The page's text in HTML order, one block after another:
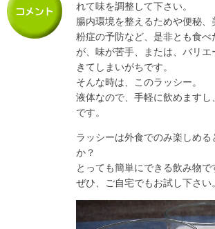
れて味を調整して下さい。
腸内環境を整えるためや便秘
粉症の予防など、是非とも食べ
が、味が苦手、または、バリエ
きてしまいがちです。
そんな時は、このラッシー。
液体なので、手軽に飲めますし
です。
ラッシーは外食でのみ楽しめる
か？
とっても簡単にできる飲み物で
ぜひ、ご自宅でもお試し下さい。